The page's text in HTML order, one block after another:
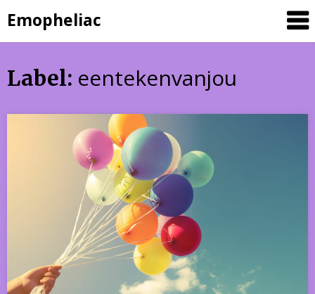
to
content
Emopheliac
Label: eentekenvanjou